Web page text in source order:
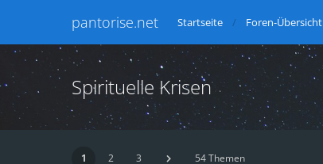
pantorise.net Startseite Foren-Übersicht
Spirituelle Krisen
1 2 3 54 Themen